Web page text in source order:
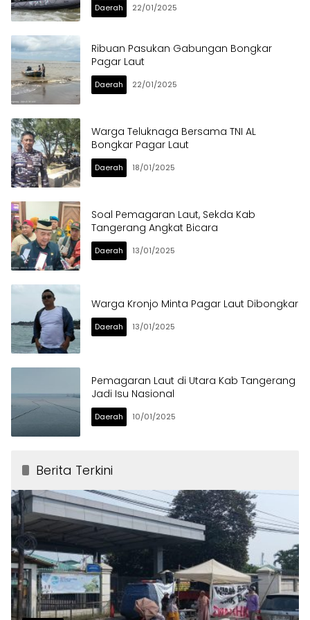
Daerah 22/01/2025
Ribuan Pasukan Gabungan Bongkar
Pagar Laut
Daerah 22/01/2025
Warga Teluknaga Bersama TNI AL
Bongkar Pagar Laut
Daerah 18/01/2025
Soal Pemagaran Laut, Sekda Kab
Tangerang Angkat Bicara
Daerah 13/01/2025
Warga Kronjo Minta Pagar Laut Dibongkar
Daerah 13/01/2025
Pemagaran Laut di Utara Kab Tangerang
Jadi Isu Nasional
Daerah 10/01/2025
Berita Terkini